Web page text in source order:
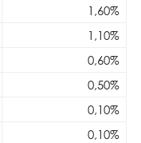
1,60%
1,10%
0,60%
0,50%
0,10%
0,10%